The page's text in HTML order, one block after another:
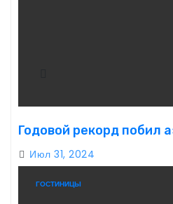
Годовой рекорд побил
Июл 31, 2024
ГОСТИНИЦЫ